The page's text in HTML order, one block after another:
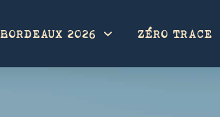
BORDEAUX 2026 ZÉRO TRACE